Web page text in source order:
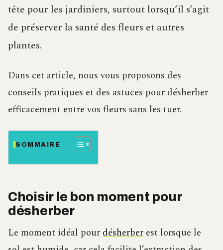
tête pour les jardiniers, surtout lorsqu’il s’agit
de préserver la santé des fleurs et autres
plantes.
Dans cet article, nous vous proposons des
conseils pratiques et des astuces pour désherber
efficacement entre vos fleurs sans les tuer.
SOMMAIRE
Choisir le bon moment pour
désherber
Le moment idéal pourdésherber est lorsque le